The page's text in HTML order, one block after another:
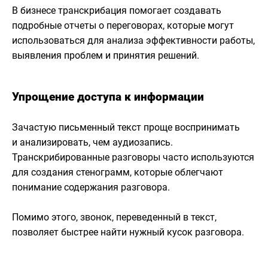
В бизнесе транскрибация помогает создавать
подробные отчеты о переговорах, которые могут
использоваться для анализа эффективности работы,
выявления проблем и принятия решений.
Упрощение доступа к информации
Зачастую письменный текст проще воспринимать
и анализировать, чем аудиозапись.
Транскрибированные разговоры часто используются
для создания стенограмм, которые облегчают
понимание содержания разговора.
Помимо этого, звонок, переведенный в текст,
позволяет быстрее найти нужный кусок разговора.